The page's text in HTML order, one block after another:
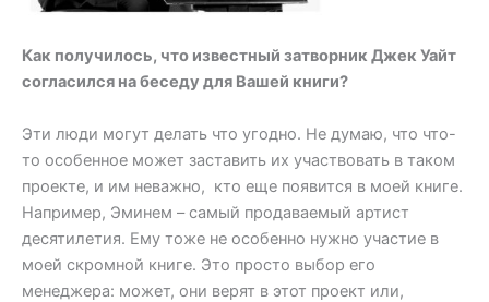
Как получилось, что известный затворник Джек Уайт
согласился на беседу для Вашей книги?
Эти люди могут делать что угодно. Не думаю, что что-
то особенное может заставить их участвовать в таком
проекте, и им неважно, кто еще появится в моей книге.
Например, Эминем – самый продаваемый артист
десятилетия. Ему тоже не особенно нужно участие в
моей скромной книге. Это просто выбор его
менеджера: может, они верят в этот проект или,